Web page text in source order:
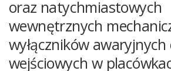
KONTAKT
oraz natychmiastowych
wewnętrznych
wyłączników
wejściowych w